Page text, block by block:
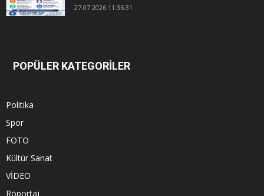
27.07.2026 11:36:31
POPÜLER KATEGORİLER
Politika
Spor
FOTO
Kültür Sanat
VİDEO
Röportaj